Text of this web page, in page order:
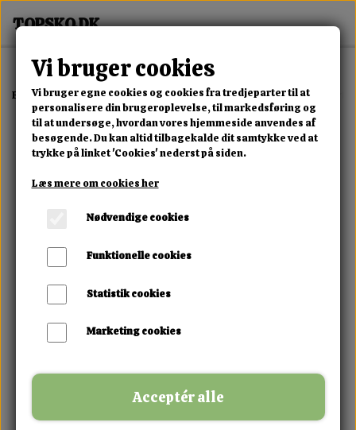
Forside Erotisk Kollektion Alle Produkter NO:XQSE Body Ouvert
Vi bruger cookies
Vi bruger egne cookies og cookies fra tredjeparter til at
personalisere din brugeroplevelse, til markedsføring og
til at undersøge, hvordan vores hjemmeside anvendes af
besøgende. Du kan altid tilbagekalde dit samtykke ved at
trykke på linket 'Cookies' nederst på siden.
Læs mere om cookies her
Nødvendige cookies
Funktionelle cookies
Statistik cookies
Marketing cookies
Acceptér alle